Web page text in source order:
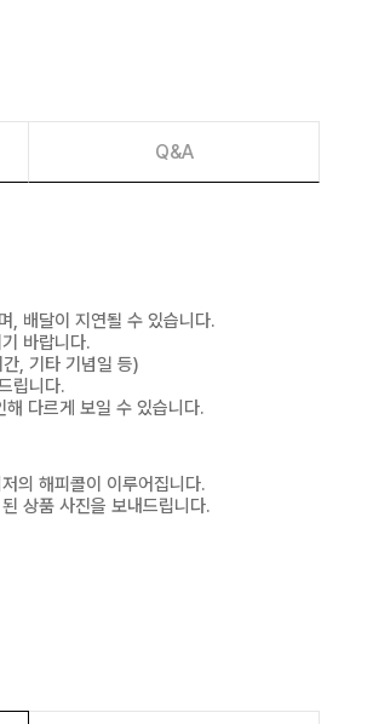
Q&A
, 배달이 지연될 수 있습니다.
바랍니다.
, 기타 기념일 등)
립니다.
다르게 보일 수 있습니다.
의 해피콜이 이루어집니다.
상품 사진을 보내드립니다.